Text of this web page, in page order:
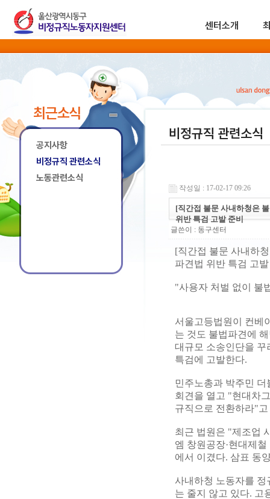
센터소개
최근소식
공지사항
비정규직 관련소식
노동관련소식
비정규직 관련소식
작성일 : 17-02-17 09:26
[직간접 불문 사내하청은
위반 특검 고발 준비
글쓴이 : 동구센터
[직간접 불문 사내하
파견법 위반 특검 고
"사용자 처벌 없이 불
서울고등법원이 컨베
는 것도 불법파견에
대규모 소송인단을 꾸
특검에 고발한다.
민주노총과 박주민
회견을 열고 "현대차
규직으로 전환하라"
최근 법원은 "제조업
엠 창원공장·현대제
에서 이겼다. 삼표 동
사내하청 노동자를
는 줄지 않고 있다. 고